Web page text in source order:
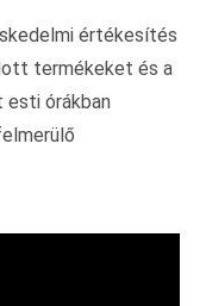
értékesítés
termékeket és a
esti órákban